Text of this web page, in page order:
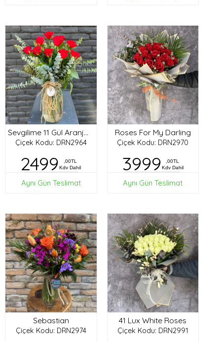
Sevgilime 11 Gül Aranjman
Çiçek Kodu: DRN2964
2499
,00TL
Kdv Dahil
Aynı Gün Teslimat
Roses For My Darling
Çiçek Kodu: DRN2970
3999
,00TL
Kdv Dahil
Aynı Gün Teslimat
Sebastian
Çiçek Kodu: DRN2974
41 Lux White Roses
Çiçek Kodu: DRN2991